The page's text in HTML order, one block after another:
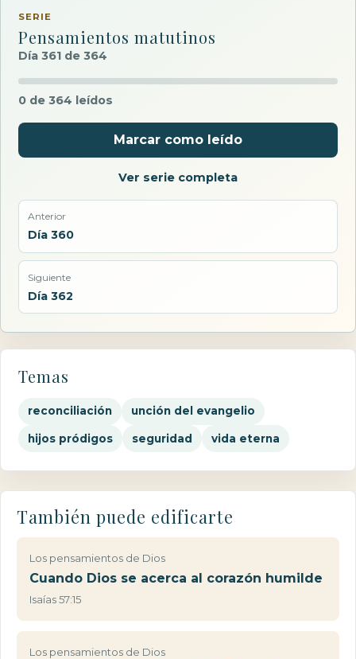
SERIE
Pensamientos matutinos
Día 361 de 364
0 de 364 leídos
Marcar como leído
Ver serie completa
Anterior
Día 360
Siguiente
Día 362
Temas
reconciliación unción del evangelio
hijos pródigos seguridad vida eterna
También puede edificarte
Los pensamientos de Dios
Cuando Dios se acerca al corazón humilde
Isaías 57:15
Los pensamientos de Dios